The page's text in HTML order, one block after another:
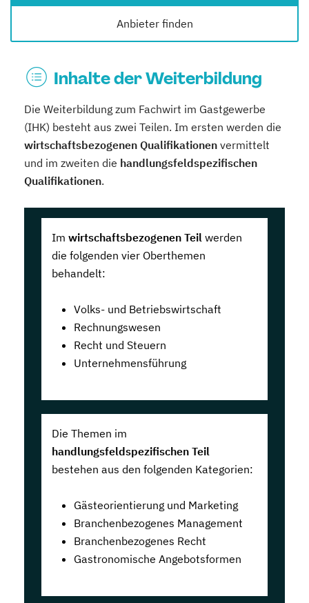
Anbieter finden
Inhalte der Weiterbildung
Die Weiterbildung zum Fachwirt im Gastgewerbe
(IHK) besteht aus zwei Teilen. Im ersten werden die
wirtschaftsbezogenen Qualifikationen vermittelt
und im zweiten die handlungsfeldspezifischen
Qualifikationen.
Im wirtschaftsbezogenen Teil werden
die folgenden vier Oberthemen
behandelt:
Volks- und Betriebswirtschaft
Rechnungswesen
Recht und Steuern
Unternehmensführung
Die Themen im
handlungsfeldspezifischen Teil
bestehen aus den folgenden Kategorien:
Gästeorientierung und Marketing
Branchenbezogenes Management
Branchenbezogenes Recht
Gastronomische Angebotsformen